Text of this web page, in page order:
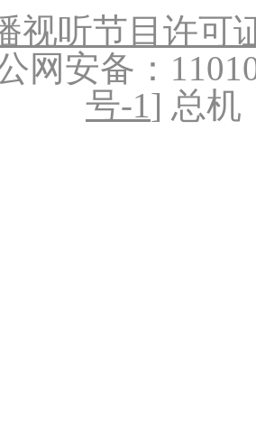
视听节目许可
网安备：
号-1] 总机